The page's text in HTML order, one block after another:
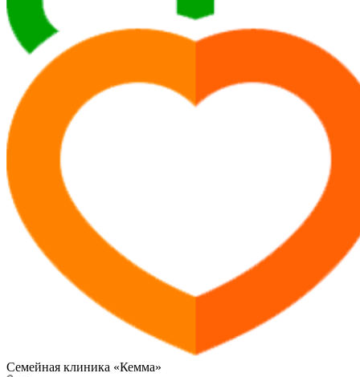
Семейная клиника «Кемма»